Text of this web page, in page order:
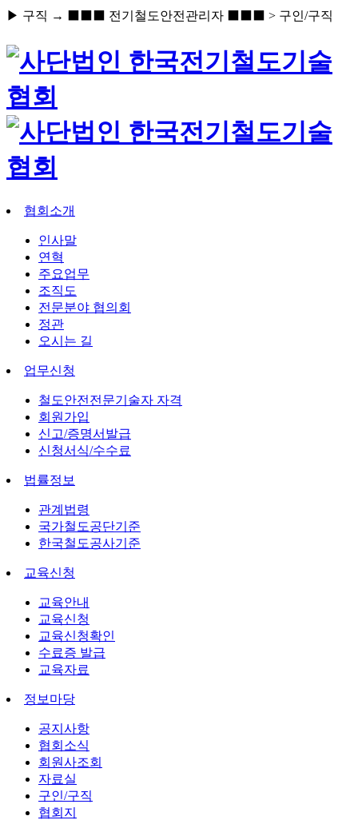
▶ 구직 → ⬛⬛⬛ 전기철도안전관리자 ⬛⬛⬛ > 구인/구직
협회소개
인사말
연혁
주요업무
조직도
전문분야 협의회
정관
오시는 길
업무신청
철도안전전문기술자 자격
회원가입
신고/증명서발급
신청서식/수수료
법률정보
관계법령
국가철도공단기준
한국철도공사기준
교육신청
교육안내
교육신청
교육신청확인
수료증 발급
교육자료
정보마당
공지사항
협회소식
회원사조회
자료실
구인/구직
협회지